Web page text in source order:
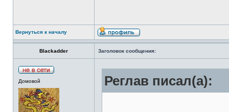
Вернуться к началу
Blackadder Заголовок сообщения:
Домовой Реглав писал(а):